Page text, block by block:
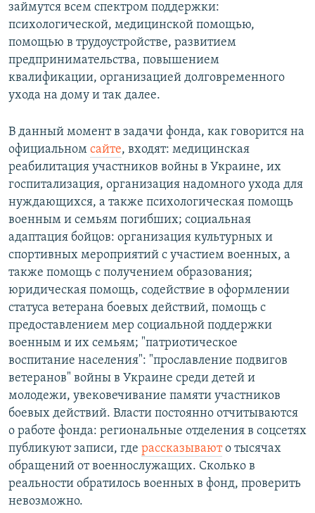
займутся всем спектром поддержки:
психологической, медицинской помощью,
помощью в трудоустройстве, развитием
предпринимательства, повышением
квалификации, организацией долговременного
ухода на дому и так далее.
В данный момент в задачи фонда, как говорится на
официальном сайте, входят: медицинская
реабилитация участников войны в Украине, их
госпитализация, организация надомного ухода для
нуждающихся, а также психологическая помощь
военным и семьям погибших; социальная
адаптация бойцов: организация культурных и
спортивных мероприятий с участием военных, а
также помощь с получением образования;
юридическая помощь, содействие в оформлении
статуса ветерана боевых действий, помощь с
предоставлением мер социальной поддержки
военным и их семьям; "патриотическое
воспитание населения": "прославление подвигов
ветеранов" войны в Украине среди детей и
молодежи, увековечивание памяти участников
боевых действий. Власти постоянно отчитываются
о работе фонда: региональные отделения в соцсетях
публикуют записи, где рассказываюто тысячах
обращений от военнослужащих. Сколько в
реальности обратилось военных в фонд, проверить
невозможно.